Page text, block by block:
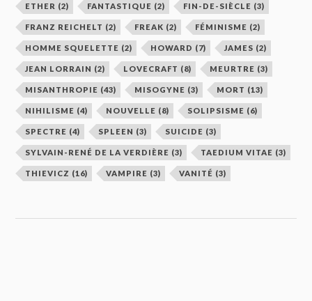
ETHER (2) FANTASTIQUE (2) FIN-DE-SIÈCLE (3)
FRANZ REICHELT (2) FREAK (2) FÉMINISME (2)
HOMME SQUELETTE (2) HOWARD (7) JAMES (2)
JEAN LORRAIN (2) LOVECRAFT (8) MEURTRE (3)
MISANTHROPIE (43) MISOGYNE (3) MORT (13)
NIHILISME (4) NOUVELLE (8) SOLIPSISME (6)
SPECTRE (4) SPLEEN (3) SUICIDE (3)
SYLVAIN-RENÉ DE LA VERDIÈRE (3) TAEDIUM VITAE (3)
THIEVICZ (16) VAMPIRE (3) VANITÉ (3)